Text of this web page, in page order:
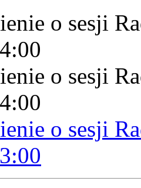
o sesji
o sesji
o sesji